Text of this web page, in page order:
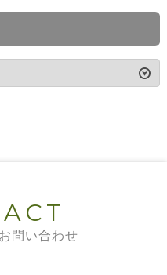
問い合わせ